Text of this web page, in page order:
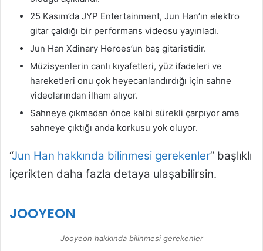
25 Kasım’da JYP Entertainment, Jun Han’ın elektro
gitar çaldığı bir performans videosu yayınladı.
Jun Han Xdinary Heroes’un baş gitaristidir.
Müzisyenlerin canlı kıyafetleri, yüz ifadeleri ve
hareketleri onu çok heyecanlandırdığı için sahne
videolarından ilham alıyor.
Sahneye çıkmadan önce kalbi sürekli çarpıyor ama
sahneye çıktığı anda korkusu yok oluyor.
“Jun Han hakkında bilinmesi gerekenler” başlıklı
içerikten daha fazla detaya ulaşabilirsin.
JOOYEON
Jooyeon hakkında bilinmesi gerekenler